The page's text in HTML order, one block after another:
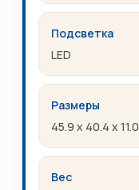
Подсветка
LED
Размеры
45.9 x 40.4 x 11.0
Вес